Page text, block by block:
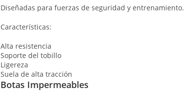
Diseñadas para fuerzas de seguridad y entrenamiento.
Características:
Alta resistencia
Soporte del tobillo
Ligereza
Suela de alta tracción
Botas Impermeables